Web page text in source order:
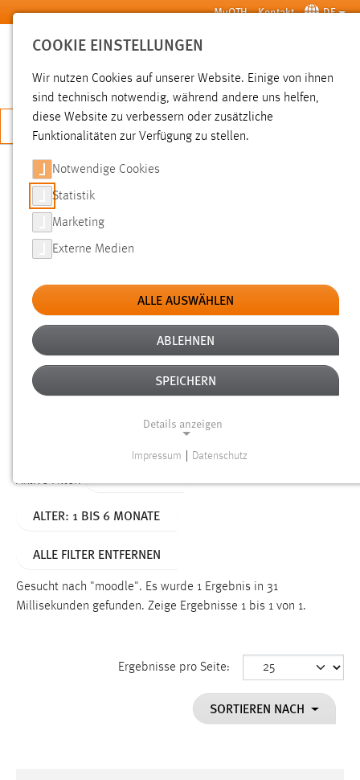
Zum Hauptinhalt springen MyOTH Kontakt DE
SUCHE
JETZT BEWERBEN
SUCHE
FILTER
Typ
Erstellungsdatum
Alter
Aktive Filter:
ALTER: 1 BIS 6 MONATE
ALLE FILTER ENTFERNEN
Gesucht nach "moodle". Es wurde 1 Ergebnis in 31
Millisekunden gefunden. Zeige Ergebnisse 1 bis 1 von 1.
Ergebnisse pro Seite:
SORTIEREN NACH
COOKIE EINSTELLUNGEN
Wir nutzen Cookies auf unserer Website. Einige von ihnen
sind technisch notwendig, während andere uns helfen,
diese Website zu verbessern oder zusätzliche
Funktionalitäten zur Verfügung zu stellen.
Notwendige Cookies
Statistik
Marketing
Externe Medien
ALLE AUSWÄHLEN
ABLEHNEN
SPEICHERN
Details anzeigen
Funktionen und sind für die einwandfreie Funktion der
Name:
Dieser Cookie speichert die ausgewählten Einverständnis-
Impressum Datenschutz